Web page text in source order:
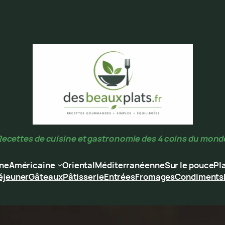
de cuisine et gastronomie des 4 coins du
Américaine OrientalMéditerranéenneSur le pouce
GâteauxPâtisserieEntréesFromagesCondiments